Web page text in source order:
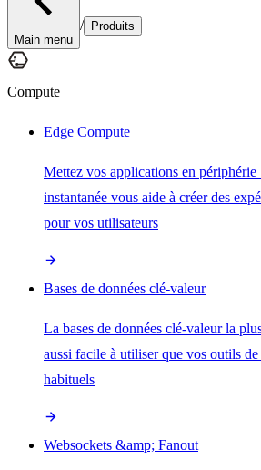
Main menu
/ Produits
Compute
Edge Compute
Mettez vos applications en
instantanée vous aide à créer des
pour vos utilisateurs
Bases de données clé-valeur
La bases de données clé-valeur la
aussi facile à utiliser que vos outils de
habituels
Websockets &amp; Fanout